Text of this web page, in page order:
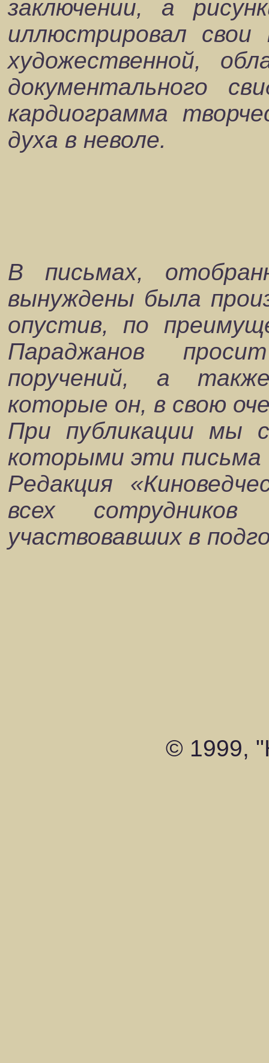
заключении, а
иллюстрировал
художественной,
документального
кардиограмма
духа в неволе.
В письмах,
вынуждены была
опустив, по
Параджанов
поручений, а
которые он, в свою
При публикации мы
которыми эти письма
Редакция
всех сотрудников
участвовавших в
© 1999,